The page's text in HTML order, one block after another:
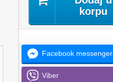
korpu
Facebook messenger
Viber